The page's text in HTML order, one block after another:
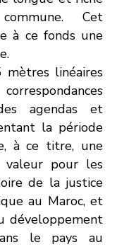
Cet
à ce fonds une
mètres linéaires
agendas et
la période
à ce titre, une
valeur pour les
de la justice
au Maroc, et
développement
le pays au